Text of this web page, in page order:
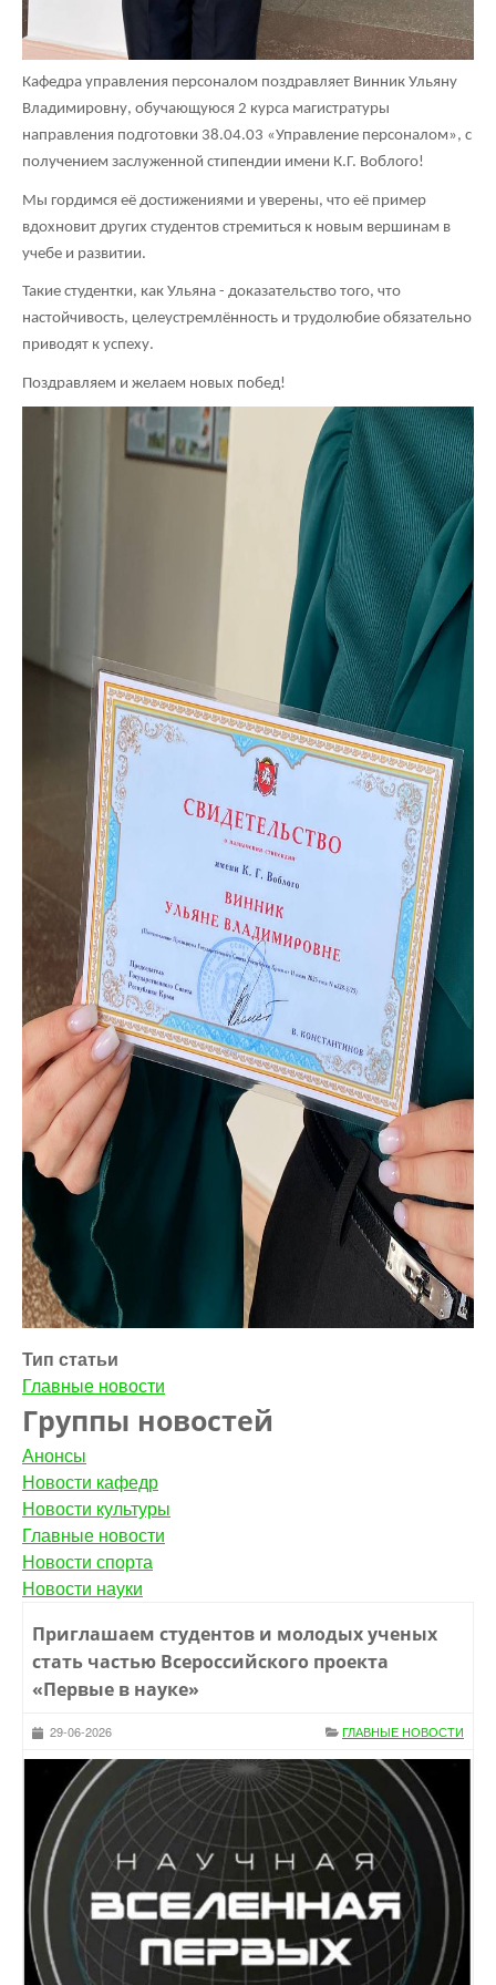
Кафедра управления персоналом поздравляет Винник Ульяну
Владимировну, обучающуюся 2 курса магистратуры
направления подготовки 38.04.03 «Управление персоналом», с
получением заслуженной стипендии имени К.Г. Воблого!
Мы гордимся её достижениями и уверены, что её пример
вдохновит других студентов стремиться к новым вершинам в
учебе и развитии.
Такие студентки, как Ульяна - доказательство того, что
настойчивость, целеустремлённость и трудолюбие обязательно
приводят к успеху.
Поздравляем и желаем новых побед!
Тип статьи
Главные новости
Группы новостей
Анонсы
Новости кафедр
Новости культуры
Главные новости
Новости спорта
Новости науки
Приглашаем студентов и молодых ученых
стать частью Всероссийского проекта
«Первые в науке»
29-06-2026 ГЛАВНЫЕ НОВОСТИ